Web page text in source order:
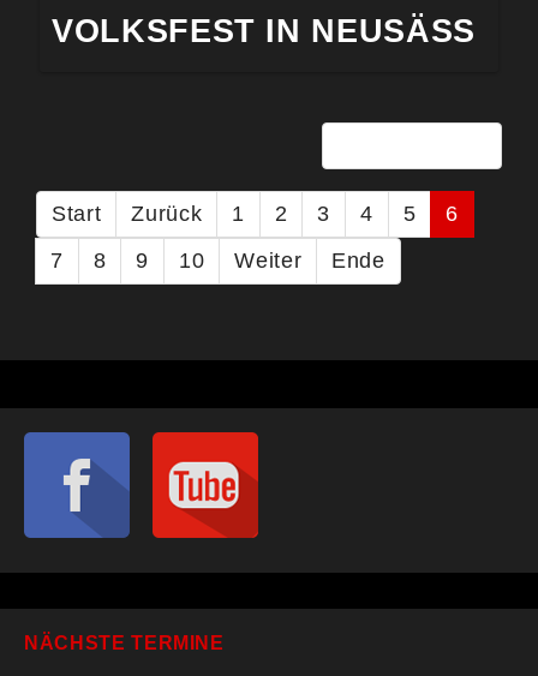
VOLKSFEST IN NEUSÄSS
Start Zurück 1 2 3 4 5
6
7
8 9 10 Weiter Ende
NÄCHSTE TERMINE